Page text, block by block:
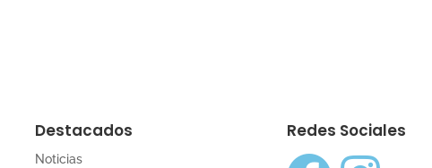
Destacados
Noticias
Redes Sociales